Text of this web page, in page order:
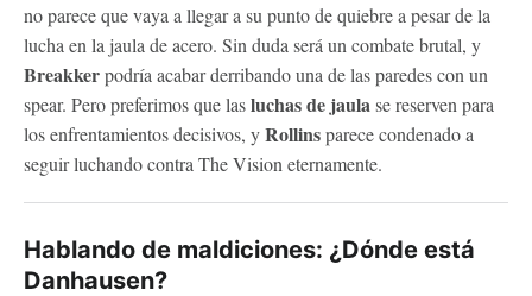
no parece que vaya a llegar a su punto de quiebre a pesar de la
lucha en la jaula de acero. Sin duda será un combate brutal, y
Breakkerpodría acabar derribando una de las paredes con un
spear. Pero preferimos que lasluchas de jaula se reserven para
los enfrentamientos decisivos, yRollinsparece condenado a
seguir luchando contra The Vision eternamente.
Hablando de maldiciones: ¿Dónde está
Danhausen?